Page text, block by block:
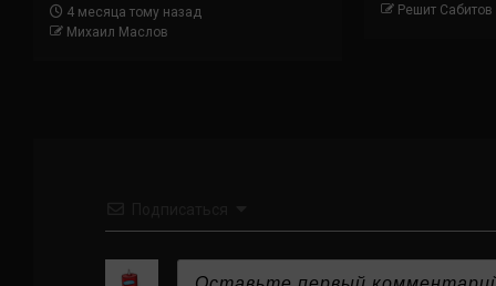
4 месяца тому назад
Михаил Маслов
Решит Сабитов